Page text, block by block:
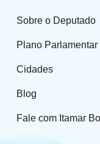
Sobre o Deputado
Plano Parlamentar
Cidades
Blog
Fale com Itamar